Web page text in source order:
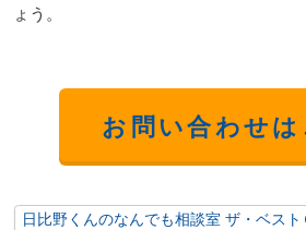
ょう。
お問い合わせは
日比野くんのなんでも相談室 ザ・ベス